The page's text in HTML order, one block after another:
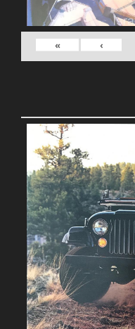
›
»